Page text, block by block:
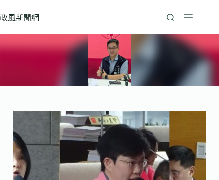
至
政風新聞網